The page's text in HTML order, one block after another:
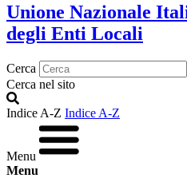
Unione Nazionale
degli Enti Locali
Cerca
Cerca nel sito
Indice A-Z Indice A-Z
Menu
Menu